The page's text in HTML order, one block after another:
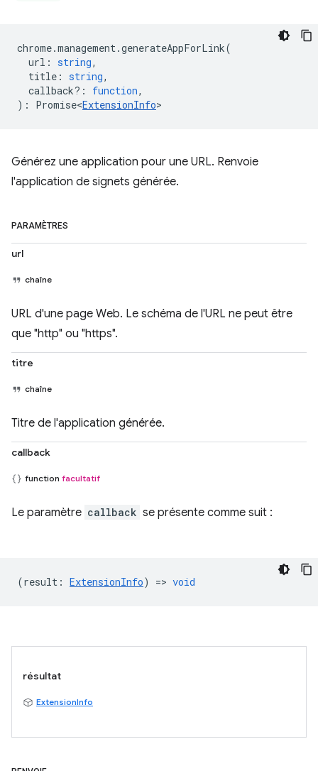
chrome.management.generateAppForLink(
url : string,
title : string,
callback? : function,
) : Promise<ExtensionInfo>
Générez une application pour une URL. Renvoie
l'application de signets générée.
PARAMÈTRES
url
chaîne
URL d'une page Web. Le schéma de l'URL ne peut être
que "http" ou "https".
titre
chaîne
Titre de l'application générée.
callback
function facultatif
Le paramètre callback se présente comme suit :
(result : ExtensionInfo) => void
résultat
ExtensionInfo